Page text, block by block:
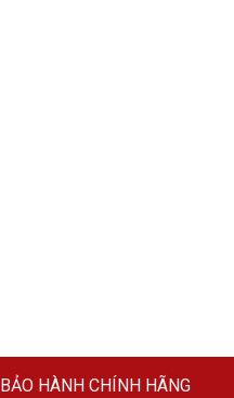
BẢO HÀNH CHÍNH HÃNG